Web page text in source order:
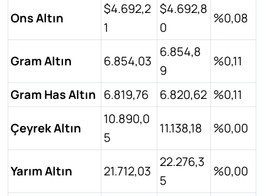
Ons Altın
$4.692,2
1
$4.692,8
0
%0,08
Gram Altın 6.854,03
6.854,8
9
%0,11
Gram Has Altın 6.819,76 6.820,62 %0,11
Çeyrek Altın
10.890,0
5
11.138,18 %0,00
Yarım Altın 21.712,03
22.276,3
5
%0,00